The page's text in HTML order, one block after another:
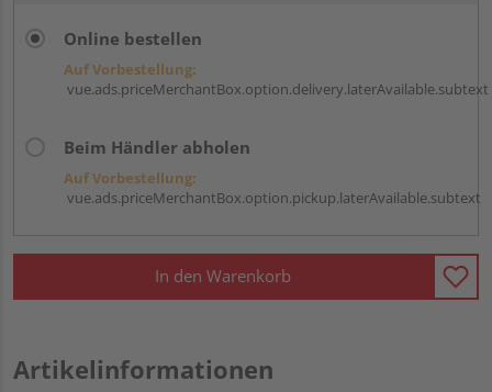
Online bestellen
Auf Vorbestellung:
vue.ads.priceMerchantBox.option.delivery.laterAvailable.subtext
Beim Händler abholen
Auf Vorbestellung:
vue.ads.priceMerchantBox.option.pickup.laterAvailable.subtext
In den Warenkorb
Artikelinformationen